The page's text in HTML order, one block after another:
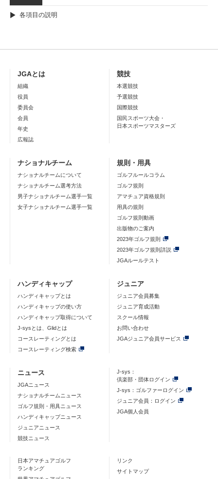
各項目の説明
JGAとは
組織
役員
委員会
会員
年史
広報誌
競技
本選競技
予選競技
国際競技
国民スポーツ大会・
日本スポーツマスターズ
ナショナルチーム
ナショナルチームについて
ナショナルチーム選考方法
男子ナショナルチーム選手一覧
女子ナショナルチーム選手一覧
規則・用具
ゴルフルールコラム
ゴルフ規則
アマチュア資格規則
用具の規則
ゴルフ規則動画
出版物のご案内
2023年ゴルフ規則
2023年ゴルフ規則詳説
JGAルールテスト
ハンディキャップ
ハンディキャップとは
ハンディキャップの使い方
ハンディキャップ取得について
J-sysとは、Glidとは
コースレーティングとは
コースレーティング検索
ジュニア
ジュニア会員募集
ジュニア育成活動
スクール情報
お問い合わせ
JGAジュニア会員サービス
ニュース
JGAニュース
ナショナルチームニュース
ゴルフ規則・用具ニュース
ハンディキャップニュース
ジュニアニュース
競技ニュース
J-sys：
倶楽部・団体ログイン
J-sys：ゴルファーログイン
ジュニア会員：ログイン
JGA個人会員
日本アマチュアゴルフ
ランキング
リンク
サイトマップ